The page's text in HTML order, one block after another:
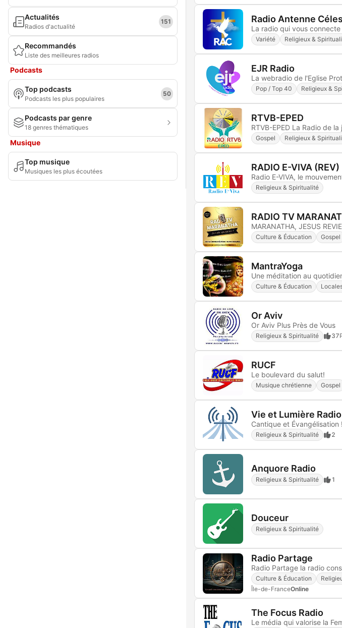
Actualités
Radios d'actualité
151
Recommandés
Liste des meilleures radios
Podcasts
Top podcasts
Podcasts les plus populaires
50
Podcasts par genre
18 genres thématiques
Musique
Top musique
Musiques les plus écoutées
Radio Antenne
La radio qui vous connecte
Variété Religieux &
EJR Radio
Pop / Top 40 Religieux &
RTVB-EPED
RTVB-EPED La Radio de
Gospel Religieux &
RADIO E-VIVA (REV)
Religieux & Spiritualité
RADIO TV
MARANATHA, JESUS
Culture & Éducation Gospel
MantraYoga
Une méditation au
Culture & Éducation
Or Aviv
Or Aviv Plus Près de Vous
Religieux & Spiritualité 37
RUCF
Le boulevard du salut!
Musique chrétienne Gospel
Vie et Lumière Radio
Cantique et Évangélisation !
Religieux & Spiritualité 2
Anquore Radio
Religieux & Spiritualité 1
Douceur
Religieux & Spiritualité
Radio Partage
Radio Partage la radio
Culture & Éducation
Île-de-FranceOnline
The Focus Radio
Le média qui valorise la